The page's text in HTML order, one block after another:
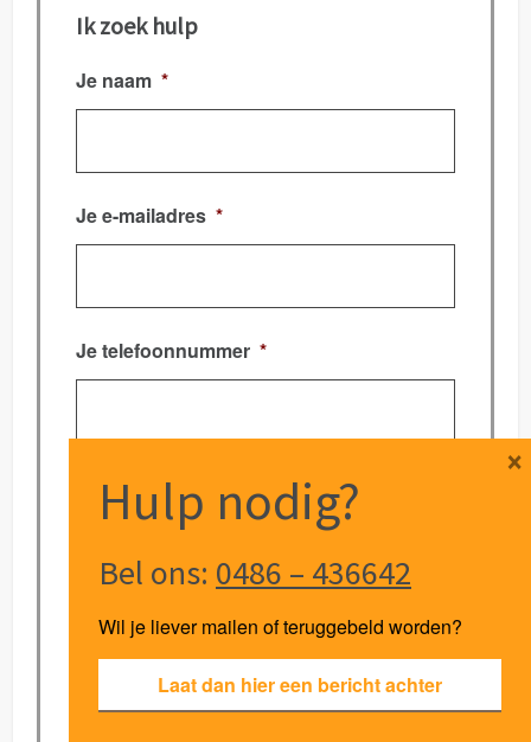
Ik zoek hulp
Je naam *
Je e-mailadres *
Je telefoonnummer *
Waar ligt je hulpvraag? *
Aanvullende informatie
Hulp nodig?
Bel ons: 0486 – 436642
Wil je liever mailen of teruggebeld worden?
Laat dan hier een bericht achter
×